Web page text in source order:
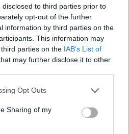
to third parties prior to
opt-out of the further
information by third parties on the
This information may
parties on the IAB’s List of
may further disclose it to other
app uses one or more Google
behaviour. You may click to
and its third-party tags to
purposes in below Google
Opt Outs
Sharing of my
egyeztetés a
Duna Rapszódia
Ödön fasor 1.
a tájékoztatóra: Idegen
fényképpel